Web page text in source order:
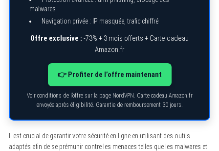
malwares
Navigation privée : IP masquée, trafic chiffré
Offre exclusive : -73% + 3 mois offerts + Carte cadeau
Amazon.fr
👉 Profiter de l’offre maintenant
Voir conditions de l’offre sur la page NordVPN. Carte cadeau Amazon.fr
envoyée après éligibilité. Garantie de remboursement 30 jours.
Il est crucial de garantir votre sécurité en ligne en utilisant des outils
adaptés afin de se prémunir contre les menaces telles que les malwares et